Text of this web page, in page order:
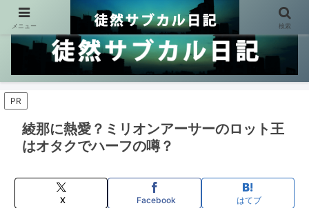
PR
綾那に熱愛？ミリオンアーサーのロット王
はオタクでハーフの噂？
X Facebook はてブ
メニュー 検索